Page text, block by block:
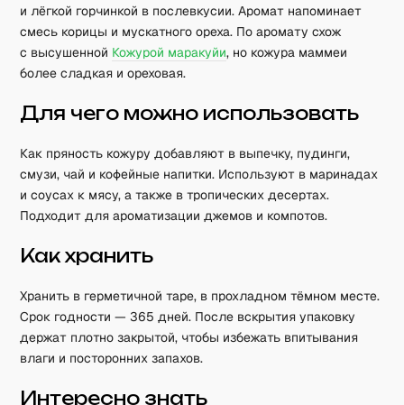
и лёгкой горчинкой в послевкусии. Аромат напоминает
смесь корицы и мускатного ореха. По аромату схож
с высушенной Кожурой маракуйи, но кожура маммеи
более сладкая и ореховая.
Для чего можно использовать
Как пряность кожуру добавляют в выпечку, пудинги,
смузи, чай и кофейные напитки. Используют в маринадах
и соусах к мясу, а также в тропических десертах.
Подходит для ароматизации джемов и компотов.
Как хранить
Хранить в герметичной таре, в прохладном тёмном месте.
Срок годности — 365 дней. После вскрытия упаковку
держат плотно закрытой, чтобы избежать впитывания
влаги и посторонних запахов.
Интересно знать